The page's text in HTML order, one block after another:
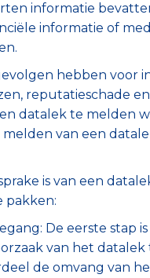
informatie
informatie of
hebben voor
reputatieschade
datalek te melden
van een
is van een
pakken:
De eerste stap
van het
de omvang van